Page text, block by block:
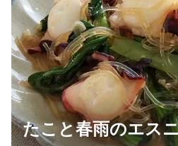
たこと春雨のエス